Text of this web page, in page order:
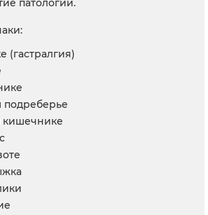
патологии.
(гастралгия)
подреберье
кишечнике